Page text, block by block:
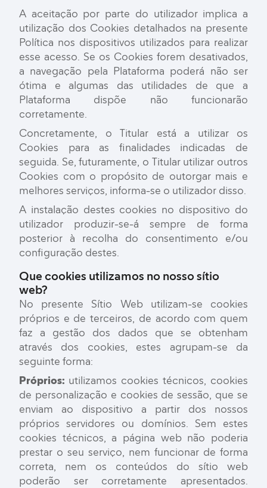
A aceitação por parte do utilizador implica a
utilização dos Cookies detalhados na presente
Política nos dispositivos utilizados para realizar
esse acesso. Se os Cookies forem desativados,
a navegação pela Plataforma poderá não ser
ótima e algumas das utilidades de que a
Plataforma dispõe não funcionarão
corretamente.
Concretamente, o Titular está a utilizar os
Cookies para as finalidades indicadas de
seguida. Se, futuramente, o Titular utilizar outros
Cookies com o propósito de outorgar mais e
melhores serviços, informa-se o utilizador disso.
A instalação destes cookies no dispositivo do
utilizador produzir-se-á sempre de forma
posterior à recolha do consentimento e/ou
configuração destes.
Que cookies utilizamos no nosso sítio
web?
No presente Sítio Web utilizam-se cookies
próprios e de terceiros, de acordo com quem
faz a gestão dos dados que se obtenham
através dos cookies, estes agrupam-se da
seguinte forma:
Próprios: utilizamos cookies técnicos, cookies
de personalização e cookies de sessão, que se
enviam ao dispositivo a partir dos nossos
próprios servidores ou domínios. Sem estes
cookies técnicos, a página web não poderia
prestar o seu serviço, nem funcionar de forma
correta, nem os conteúdos do sítio web
poderão ser corretamente apresentados.